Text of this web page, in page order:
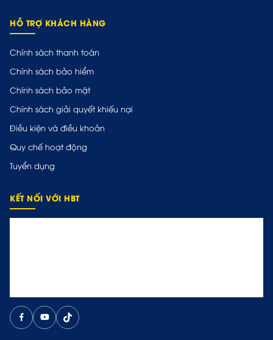
HỖ TRỢ KHÁCH HÀNG
Chính sách thanh toán
Chính sách bảo hiểm
Chính sách bảo mật
Chính sách giải quyết khiếu nại
Điều kiện và điều khoản
Quy chế hoạt động
Tuyển dụng
KẾT NỐI VỚI HBT